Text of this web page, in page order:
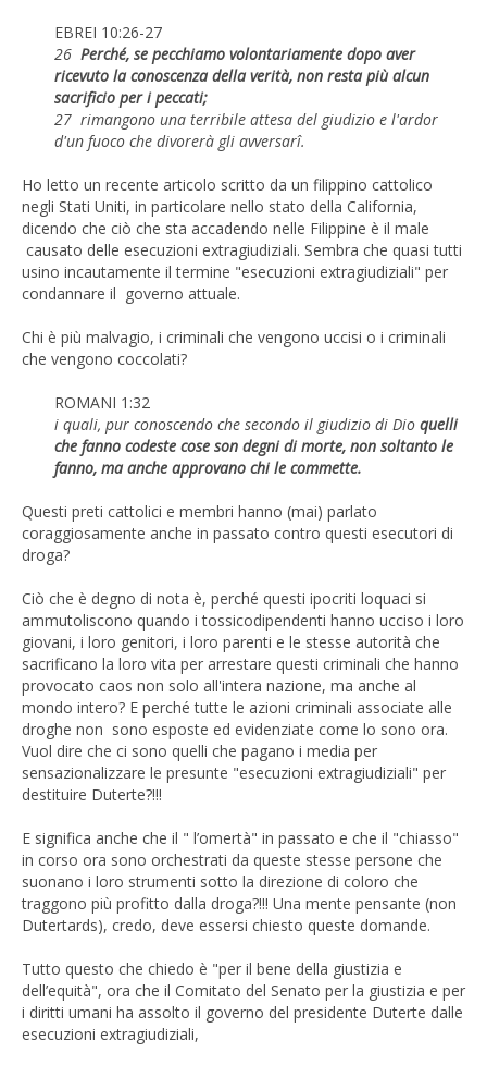
EBREI 10:26-27
26 Perché, se pecchiamo volontariamente dopo aver
ricevuto la conoscenza della verità, non resta più alcun
sacrificio per i peccati;
27 rimangono una terribile attesa del giudizio e l'ardor
d'un fuoco che divorerà gli avversarî.
Ho letto un recente articolo scritto da un filippino cattolico
negli Stati Uniti, in particolare nello stato della California,
dicendo che ciò che sta accadendo nelle Filippine è il male
causato delle esecuzioni extragiudiziali. Sembra che quasi tutti
usino incautamente il termine "esecuzioni extragiudiziali" per
condannare il governo attuale.
Chi è più malvagio, i criminali che vengono uccisi o i criminali
che vengono coccolati?
ROMANI 1:32
i quali, pur conoscendo che secondo il giudizio di Dio quelli
che fanno codeste cose son degni di morte, non soltanto le
fanno, ma anche approvano chi le commette.
Questi preti cattolici e membri hanno (mai) parlato
coraggiosamente anche in passato contro questi esecutori di
droga?
Ciò che è degno di nota è, perché questi ipocriti loquaci si
ammutoliscono quando i tossicodipendenti hanno ucciso i loro
giovani, i loro genitori, i loro parenti e le stesse autorità che
sacrificano la loro vita per arrestare questi criminali che hanno
provocato caos non solo all'intera nazione, ma anche al
mondo intero? E perché tutte le azioni criminali associate alle
droghe non sono esposte ed evidenziate come lo sono ora.
Vuol dire che ci sono quelli che pagano i media per
sensazionalizzare le presunte "esecuzioni extragiudiziali" per
destituire Duterte?!!!
E significa anche che il " l’omertà" in passato e che il "chiasso"
in corso ora sono orchestrati da queste stesse persone che
suonano i loro strumenti sotto la direzione di coloro che
traggono più profitto dalla droga?!!! Una mente pensante (non
Dutertards), credo, deve essersi chiesto queste domande.
Tutto questo che chiedo è "per il bene della giustizia e
dell’equità", ora che il Comitato del Senato per la giustizia e per
i diritti umani ha assolto il governo del presidente Duterte dalle
esecuzioni extragiudiziali,